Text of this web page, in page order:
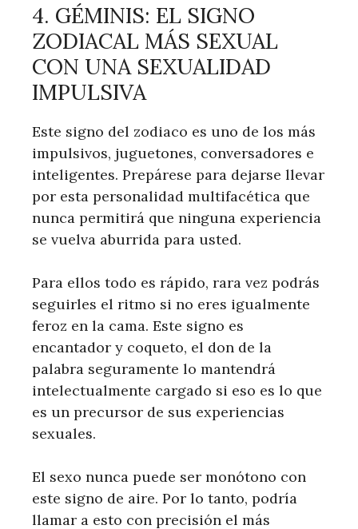
4. GÉMINIS: EL SIGNO
ZODIACAL MÁS SEXUAL
CON UNA SEXUALIDAD
IMPULSIVA
Este signo del zodiaco es uno de los más
impulsivos, juguetones, conversadores e
inteligentes. Prepárese para dejarse llevar
por esta personalidad multifacética que
nunca permitirá que ninguna experiencia
se vuelva aburrida para usted.
Para ellos todo es rápido, rara vez podrás
seguirles el ritmo si no eres igualmente
feroz en la cama. Este signo es
encantador y coqueto, el don de la
palabra seguramente lo mantendrá
intelectualmente cargado si eso es lo que
es un precursor de sus experiencias
sexuales.
El sexo nunca puede ser monótono con
este signo de aire. Por lo tanto, podría
llamar a esto con precisión el más